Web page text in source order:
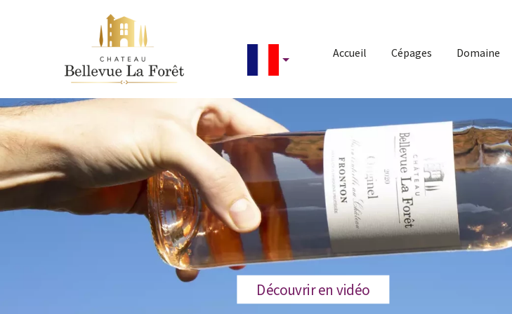
Accueil Cépages Domaine
Découvrir en vidéo